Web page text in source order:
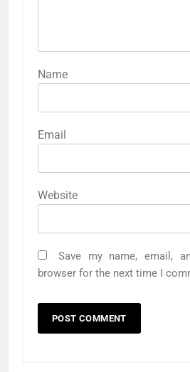
Website
Save my name, email,
browser for the next time I